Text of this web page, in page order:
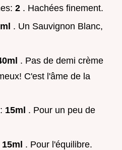
2 . Hachées finement.
. Un Sauvignon Blanc,
. Pas de demi crème
C'est l'âme de la
15ml . Pour un peu de
15ml . Pour l'équilibre.